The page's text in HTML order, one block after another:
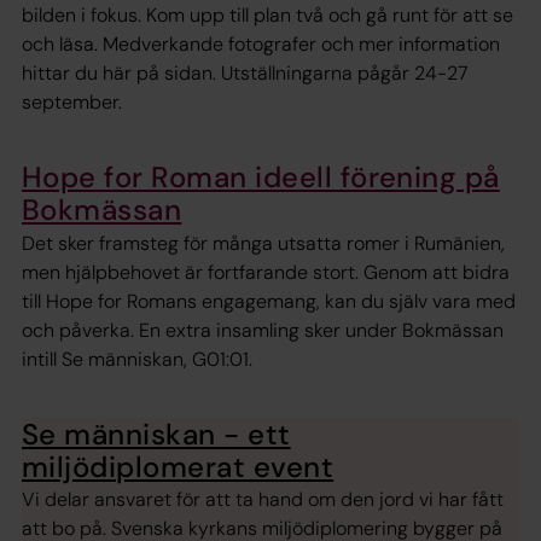
bilden i fokus. Kom upp till plan två och gå runt för att se
och läsa. Medverkande fotografer och mer information
hittar du här på sidan. Utställningarna pågår 24-27
september.
Hope for Roman ideell förening på
Bokmässan
Det sker framsteg för många utsatta romer i Rumänien,
men hjälpbehovet är fortfarande stort. Genom att bidra
till Hope for Romans engagemang, kan du själv vara med
och påverka. En extra insamling sker under Bokmässan
intill Se människan, G01:01.
Se människan - ett
miljödiplomerat event
Vi delar ansvaret för att ta hand om den jord vi har fått
att bo på. Svenska kyrkans miljödiplomering bygger på